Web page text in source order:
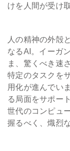
けを人間が受け
人の精神の外殻
なるAI。イーガ
ま、驚くべき速
特定のタスクを
用化が進んでい
る局面をサポー
世代のコンピュ
握るべく、熾烈